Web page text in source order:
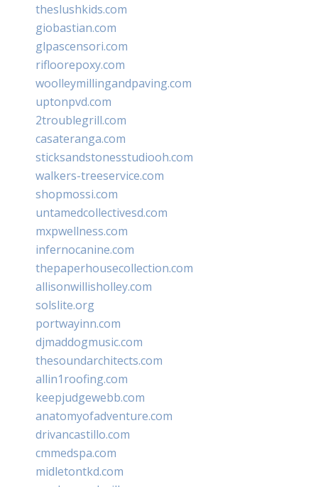
theslushkids.com
giobastian.com
glpascensori.com
rifloorepoxy.com
woolleymillingandpaving.com
uptonpvd.com
2troublegrill.com
casateranga.com
sticksandstonesstudiooh.com
walkers-treeservice.com
shopmossi.com
untamedcollectivesd.com
mxpwellness.com
infernocanine.com
thepaperhousecollection.com
allisonwillisholley.com
solslite.org
portwayinn.com
djmaddogmusic.com
thesoundarchitects.com
allin1roofing.com
keepjudgewebb.com
anatomyofadventure.com
drivancastillo.com
cmmedspa.com
midletontkd.com